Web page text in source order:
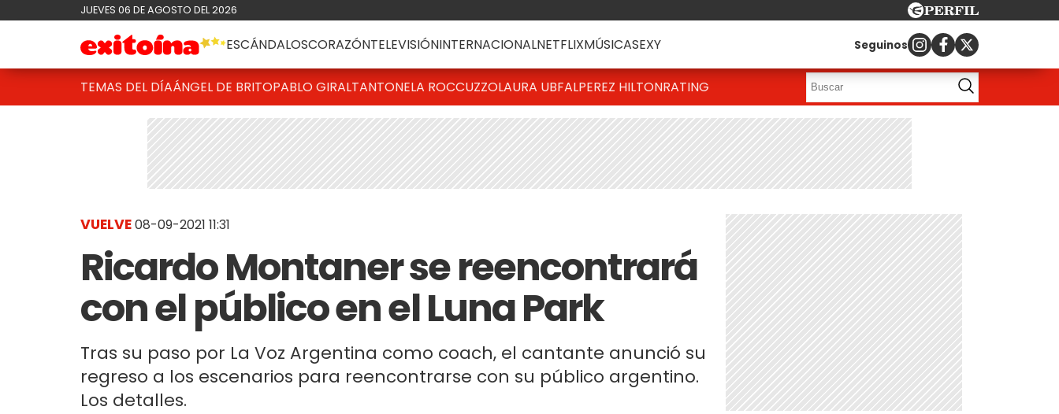
JUEVES 06 DE AGOSTO DEL 2026
ESCÁNDALOSCORAZÓNTELEVISIÓNINTERNACIONALNETFLIXMÚSICASEXY Seguinos
TEMAS DEL DÍAÁNGEL DE BRITOPABLO GIRALTANTONELA ROCCUZZOLAURA UBFALPEREZ HILTONRATING
VUELVE08-09-2021 11:31
Ricardo Montaner se reencontrará
con el público en el Luna Park
Tras su paso por La Voz Argentina como coach, el cantante anunció su
regreso a los escenarios para reencontrarse con su público argentino.
Los detalles.